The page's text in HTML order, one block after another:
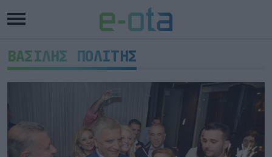
ΒΑΣΙΛΗΣ ΠΟΛΙΤΗΣ